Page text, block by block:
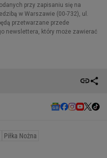
Piłka Nożna